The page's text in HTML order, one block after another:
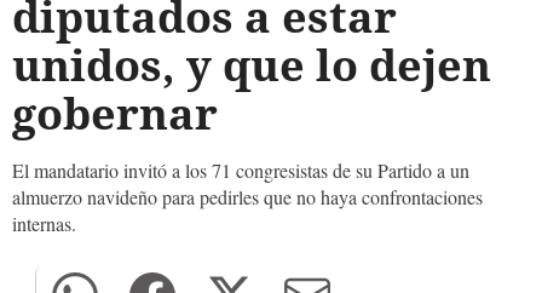
diputados a estar
unidos, y que lo dejen
gobernar
El mandatario invitó a los 71 congresistas de su Partido a un
almuerzo navideño para pedirles que no haya confrontaciones
internas.